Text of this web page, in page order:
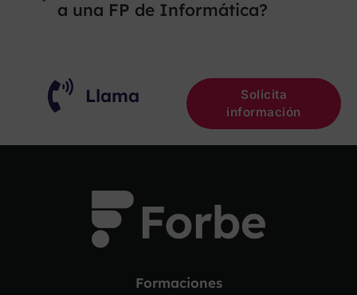
a una FP de Informática?
Llama
Solicita
información
Formaciones